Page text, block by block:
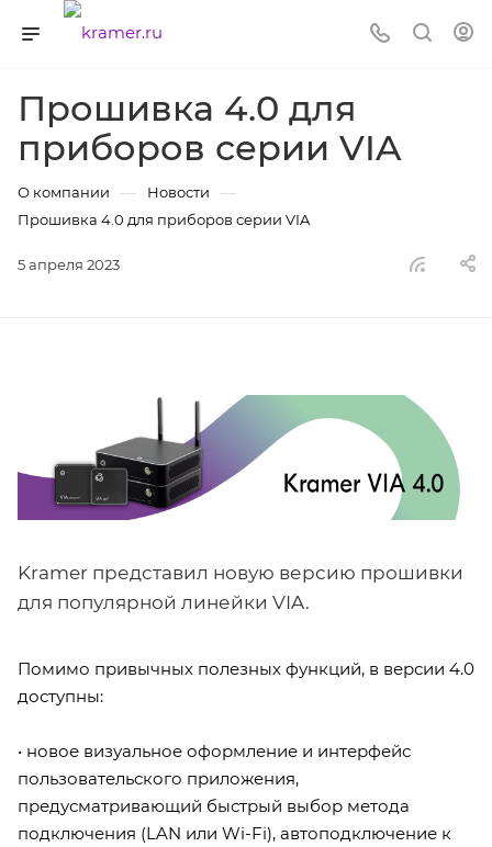
Прошивка 4.0 для
приборов серии VIA
О компании — Новости —
Прошивка 4.0 для приборов серии VIA
5 апреля 2023
Kramer представил новую версию прошивки
для популярной линейки VIA.
Помимо привычных полезных функций, в версии 4.0
доступны:
• новое визуальное оформление и интерфейс
пользовательского приложения,
предусматривающий быстрый выбор метода
подключения (LAN или Wi-Fi), автоподключение к